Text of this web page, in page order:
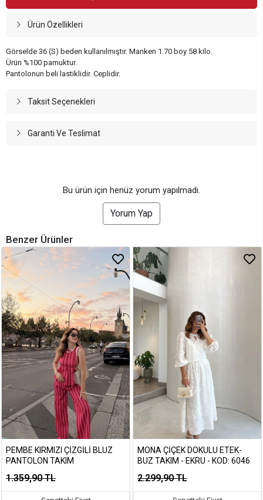
Ürün Özellikleri
Görselde 36 (S) beden kullanılmıştır. Manken 1.70 boy 58 kilo.
Ürün %100 pamuktur.
Pantolonun beli lastiklidir. Ceplidir.
Taksit Seçenekleri
Garanti Ve Teslimat
Bu ürün için henüz yorum yapılmadı.
Yorum Yap
Benzer Ürünler
PEMBE KIRMIZI ÇIZGILI BLUZ
PANTOLON TAKIM
1.359,90 TL
MONA ÇIÇEK DOKULU ETEK-
BUZ TAKIM - EKRU - KOD: 6046
2.299,90 TL